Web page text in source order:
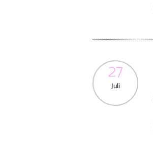
27
Juli